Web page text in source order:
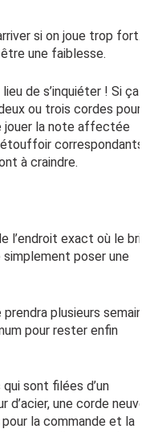
si on joue trop fort.
une faiblesse.
de s’inquiéter ! Si ça
ou trois cordes pour
jouer la note affectée
correspondants
à craindre.
l’endroit exact où le
poser une
plusieurs
pour rester enfin
sont filées d’un
une corde neuve
la commande et la